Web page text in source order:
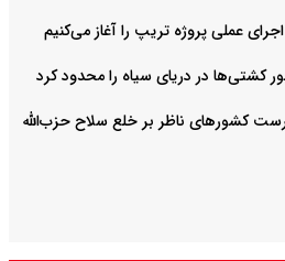
عملی پروژه تریپ را آغاز می‌کنیم
کشتی‌ها در دریای سیاه را محدود کرد
کشورهای ناظر بر خلع سلاح حزب‌الله